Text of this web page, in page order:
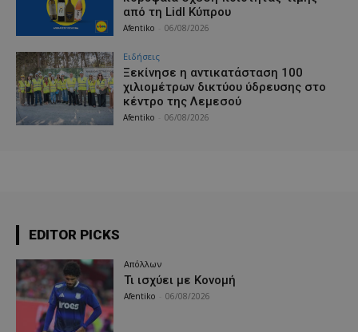
από τη Lidl Κύπρου
Afentiko 06/08/2026
Ειδήσεις
Ξεκίνησε η αντικατάσταση 100
χιλιομέτρων δικτύου ύδρευσης στο
κέντρο της Λεμεσού
Afentiko 06/08/2026
EDITOR PICKS
Απόλλων
Τι ισχύει με Κονομή
Afentiko 06/08/2026